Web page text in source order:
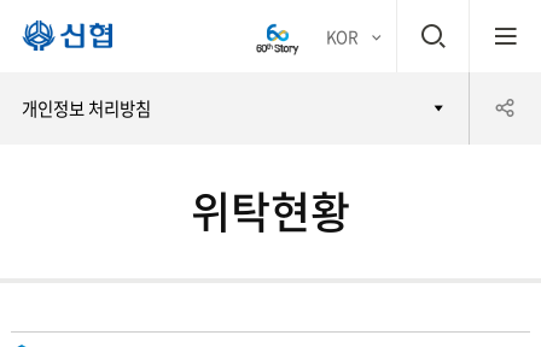
평생
어부
KOR
검
개인정보 처리방침
기
위탁현황